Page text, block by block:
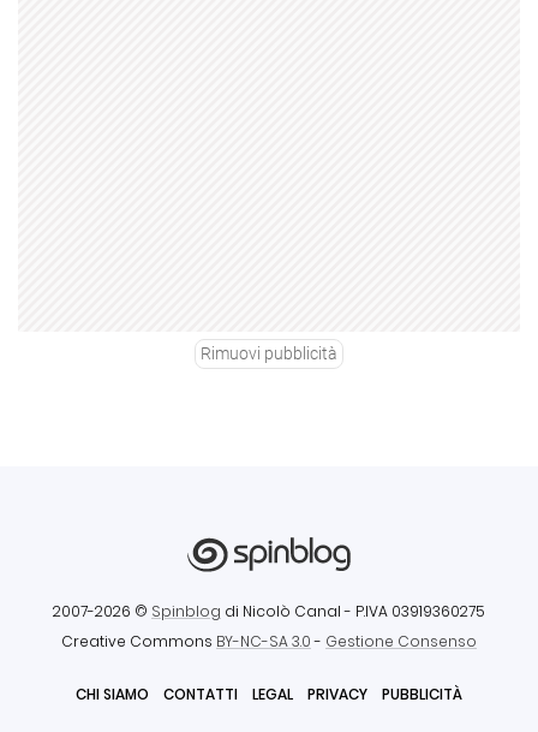
Rimuovi pubblicità
2007-2026 © Spinblog di Nicolò Canal - P.IVA 03919360275
Creative Commons BY-NC-SA 3.0- Gestione Consenso
CHI SIAMO CONTATTI LEGAL PRIVACY PUBBLICITÀ